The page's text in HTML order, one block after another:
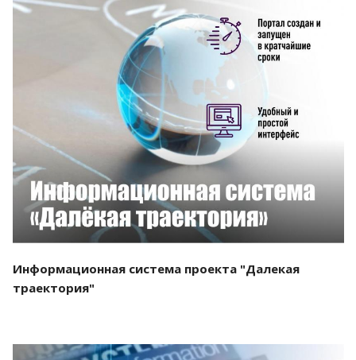
Смотреть проект
Информационная система проекта "Далекая
траектория"